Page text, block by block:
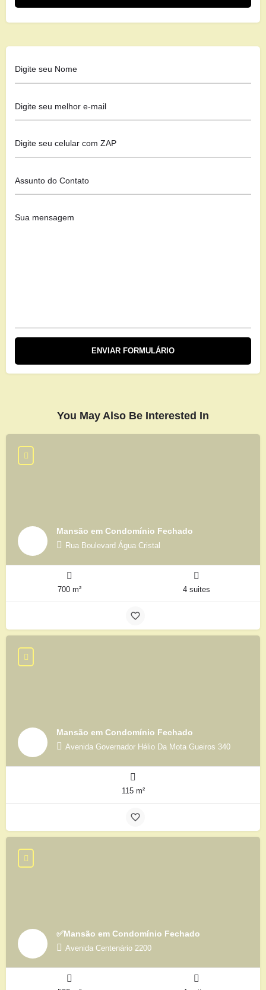
You May Also Be Interested In
Mansão em Condomínio Fechado
Rua Boulevard Água Cristal
700 m² 4 suites
Mansão em Condomínio Fechado
Avenida Governador Hélio Da Mota Gueiros 340
115 m²
✅Mansão em Condomínio Fechado
Avenida Centenário 2200